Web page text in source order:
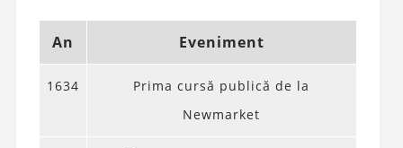
An Eveniment
1634
Prima cursă publică de la
Newmarket